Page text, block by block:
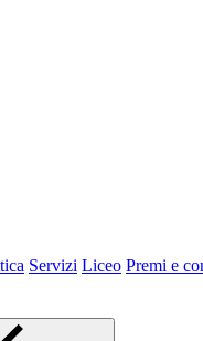
Servizi Liceo Premi e